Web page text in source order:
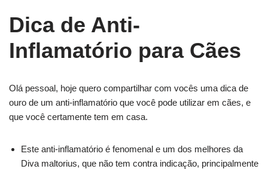
Dica de Anti-
Inflamatório para Cães
Olá pessoal, hoje quero compartilhar com vocês uma dica de
ouro de um anti-inflamatório que você pode utilizar em cães, e
que você certamente tem em casa.
Este anti-inflamatório é fenomenal e um dos melhores da
Diva maltorius, que não tem contra indicação, principalmente